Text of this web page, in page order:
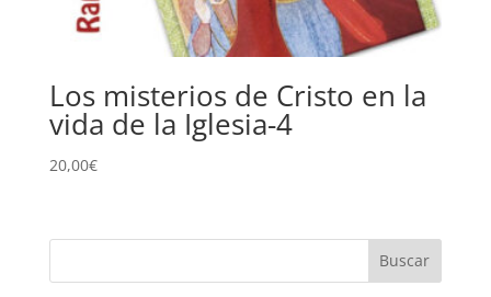
Los misterios de Cristo en la
vida de la Iglesia-4
20,00€